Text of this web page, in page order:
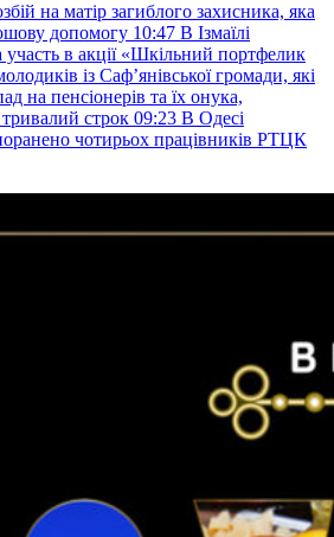
на матір загиблого захисника, яка
допомогу 10:47 В Ізмаїлі
участь в акції «Шкільний портфелик
із Саф’янівської громади, які
на пенсіонерів та їх онука,
строк 09:23 В Одесі
чотирьох працівників РТЦК